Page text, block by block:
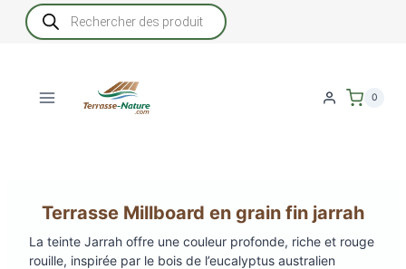
Recherche
de
produits
0
Terrasse Millboard en grain fin jarrah
La teinte Jarrah offre une couleur profonde, riche et rouge
rouille, inspirée par le bois de l’eucalyptus australien